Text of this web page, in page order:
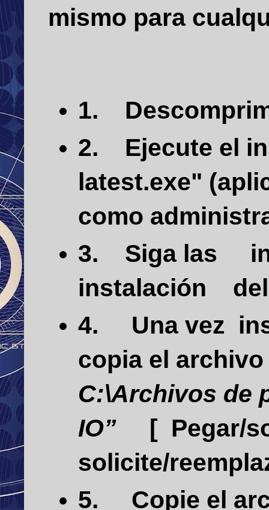
mismo para
1.
2.
Ejecute el
latest.exe"
como
3.
Siga las
instalación
4.
Una vez
copia el
C:\Archivos de
IO”
[ Pegar/
solicite/
5.
Copie el